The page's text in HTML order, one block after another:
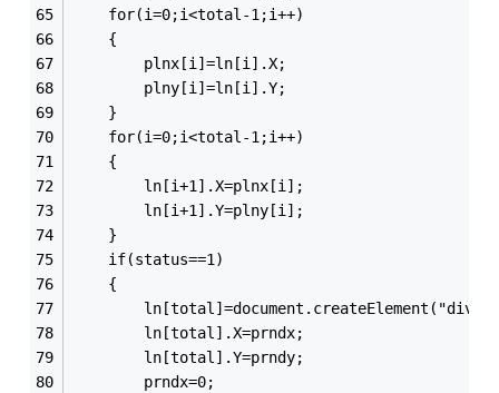
	for(i=0;i<total-1;i++)
	{
		plnx[i]=ln[i].X;
		plny[i]=ln[i].Y;
	}
	for(i=0;i<total-1;i++)
	{
		ln[i+1].X=plnx[i];
		ln[i+1].Y=plny[i];
	}
	if(status==1)
	{
		ln[total].X=prndx;
		ln[total].Y=prndy;
		prndx=0;